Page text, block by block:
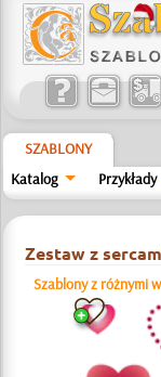
SZABLONY
Katalog
Przykłady
Zestaw z
Szablony z różnymi